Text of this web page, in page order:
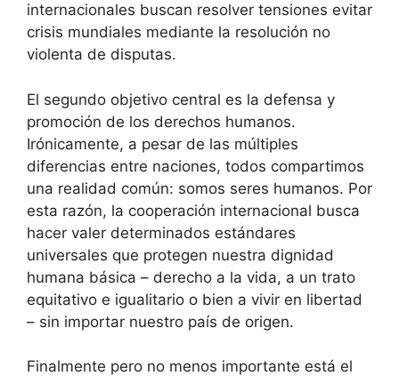
internacionales buscan resolver tensiones evitar
crisis mundiales mediante la resolución no
violenta de disputas.
El segundo objetivo central es la defensa y
promoción de los derechos humanos.
Irónicamente, a pesar de las múltiples
diferencias entre naciones, todos compartimos
una realidad común: somos seres humanos. Por
esta razón, la cooperación internacional busca
hacer valer determinados estándares
universales que protegen nuestra dignidad
humana básica – derecho a la vida, a un trato
equitativo e igualitario o bien a vivir en libertad
– sin importar nuestro país de origen.
Finalmente pero no menos importante está el